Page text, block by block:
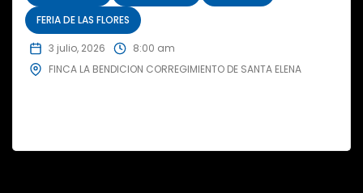
FERIA DE LAS FLORES
3 julio, 2026
8:00 am
FINCA LA BENDICION CORREGIMIENTO DE SANTA ELENA